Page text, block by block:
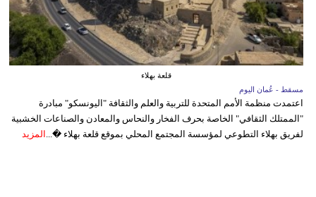
قلعة بهلاء
مسقط - عُمان اليوم
اعتمدت منظمة الأمم المتحدة للتربية والعلم والثقافة "اليونسكو" مبادرة
"الممتلك الثقافي" الخاصة بحرف الفخار والنحاس والمعادن والصناعات الخشبية
لفريق بهلاء التطوعي لمؤسسة المجتمع المحلي بموقع قلعة بهلاء �... المزيد